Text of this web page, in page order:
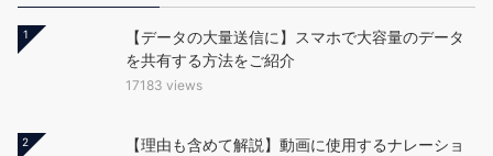
1
【データの大量送信に】スマホで大容量のデータ
を共有する方法をご紹介
17183 views
2
【理由も含めて解説】動画に使用するナレーショ